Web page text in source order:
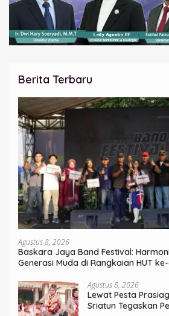
Berita Terbaru
Agustus 8, 2026
Baskara Jaya Band Festival:
Generasi Muda di Rangkaian HUT
Agustus 8, 2026
Lewat Pesta
Sriatun Tegaskan